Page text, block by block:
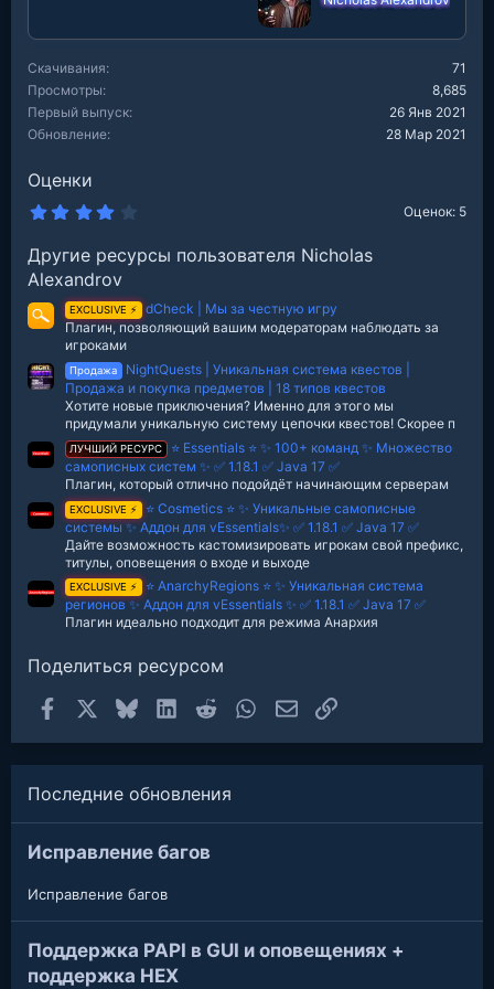
Скачивания
71
Просмотры
8,685
Первый выпуск
26 Янв 2021
Обновление
28 Мар 2021
Оценки
0
з
е
з
д
Оценок: 5
Другие ресурсы пользователя Nicholas
Alexandrov
EXCLUSIVE ⚡
dCheck | Мы за честную игру
Плагин, позволяющий вашим модераторам наблюдать за
игроками
Продажа
NightQuests | Уникальная система квестов |
Продажа и покупка предметов | 18 типов квестов
Хотите новые приключения? Именно для этого мы
придумали уникальную систему цепочки квестов! Скорее п
ЛУЧШИЙ РЕСУРС
⭐ Essentials ⭐ ✨ 100+ команд ✨ Множество
самописных систем ✨ ✅ 1.18.1 ✅ Java 17 ✅
Плагин, который отлично подойдёт начинающим серверам
EXCLUSIVE ⚡
⭐ Cosmetics ⭐ ✨ Уникальные самописные
системы ✨ Аддон для vEssentials✨ ✅ 1.18.1 ✅ Java 17 ✅
Дайте возможность кастомизировать игрокам свой префикс,
титулы, оповещения о входе и выходе
EXCLUSIVE ⚡
⭐ AnarchyRegions ⭐ ✨ Уникальная система
регионов ✨ Аддон для vEssentials ✨ ✅ 1.18.1 ✅ Java 17 ✅
Плагин идеально подходит для режима Анархия
Поделиться ресурсом
Facebook Bluesky LinkedInReddit WhatsAppЭлектронная почта
Ссылка
Последние обновления
Исправление багов
Исправление багов
Поддержка PAPI в GUI и оповещениях +
поддержка HEX